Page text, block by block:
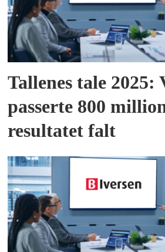
Tallenes tale 2025:
passerte 800
resultatet falt